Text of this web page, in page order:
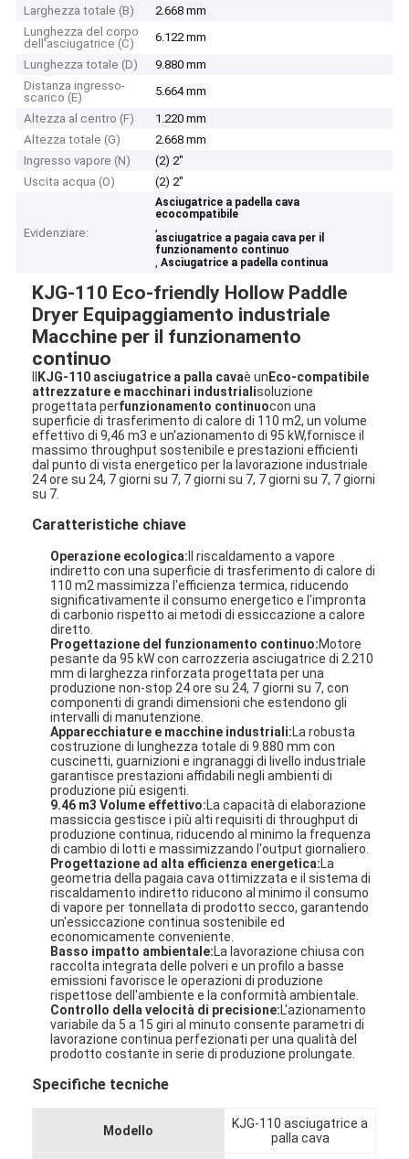
Casa
Chi siamo
Larghezza totale (B)
2.668 mm
Lunghezza del corpo
dell'asciugatrice (C)
6.122 mm
Lunghezza totale (D)
9.880 mm
Distanza ingresso-
scarico (E)
5.664 mm
Altezza al centro (F)
1.220 mm
Altezza totale (G)
2.668 mm
Ingresso vapore (N)
(2) 2"
Uscita acqua (O)
(2) 2"
Evidenziare:
Asciugatrice a padella cava
ecocompatibile
,
asciugatrice a pagaia cava per il
funzionamento continuo
,Asciugatrice a padella continua
KJG-110 Eco-friendly Hollow Paddle
Dryer Equipaggiamento industriale
Macchine per il funzionamento
continuo
KJG-110 asciugatrice a palla cavaè un Eco-compatibile
attrezzature e macchinari industrialisoluzione
progettata perfunzionamento continuocon una
superficie di trasferimento di calore di 110 m2, un volume
effettivo di 9,46 m3 e un'azionamento di 95 kW,fornisce il
massimo throughput sostenibile e prestazioni efficienti
dal punto di vista energetico per la lavorazione industriale
24 ore su 24, 7 giorni su 7, 7 giorni su 7, 7 giorni su 7, 7 giorni
su 7.
Caratteristiche chiave
Operazione ecologica: Il riscaldamento a vapore
indiretto con una superficie di trasferimento di calore di
110 m2 massimizza l'efficienza termica, riducendo
significativamente il consumo energetico e l'impronta
di carbonio rispetto ai metodi di essiccazione a calore
diretto.
Progettazione del funzionamento continuo:Motore
pesante da 95 kW con carrozzeria asciugatrice di 2.210
mm di larghezza rinforzata progettata per una
produzione non-stop 24 ore su 24, 7 giorni su 7, con
componenti di grandi dimensioni che estendono gli
intervalli di manutenzione.
Apparecchiature e macchine industriali:La robusta
costruzione di lunghezza totale di 9.880 mm con
cuscinetti, guarnizioni e ingranaggi di livello industriale
garantisce prestazioni affidabili negli ambienti di
produzione più esigenti.
9.46 m3 Volume effettivo:La capacità di elaborazione
massiccia gestisce i più alti requisiti di throughput di
produzione continua, riducendo al minimo la frequenza
di cambio di lotti e massimizzando l'output giornaliero.
Progettazione ad alta efficienza energetica:La
geometria della pagaia cava ottimizzata e il sistema di
riscaldamento indiretto riducono al minimo il consumo
di vapore per tonnellata di prodotto secco, garantendo
un'essiccazione continua sostenibile ed
economicamente conveniente.
Basso impatto ambientale:La lavorazione chiusa con
raccolta integrata delle polveri e un profilo a basse
emissioni favorisce le operazioni di produzione
rispettose dell'ambiente e la conformità ambientale.
Controllo della velocità di precisione:L'azionamento
variabile da 5 a 15 giri al minuto consente parametri di
lavorazione continua perfezionati per una qualità del
prodotto costante in serie di produzione prolungate.
Specifiche tecniche
Modello
KJG-110 asciugatrice a
palla cava